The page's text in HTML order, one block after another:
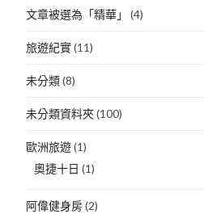
文章被選為「精華」 (4)
旅遊紀實(11)
未分類(8)
未分類資料夾(100)
歐洲旅遊(1)
奧捷十日 (1)
阿偉健身房(2)